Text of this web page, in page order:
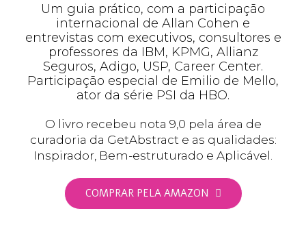
Um guia prático, com a participação
internacional de Allan Cohen e
entrevistas com executivos, consultores e
professores da IBM, KPMG, Allianz
Seguros, Adigo, USP, Career Center.
Participação especial de Emilio de Mello,
ator da série PSI da HBO.
O livro recebeu nota 9,0 pela área de
curadoria da GetAbstract e as qualidades:
Inspirador, Bem-estruturado e Aplicável.
COMPRAR PELA AMAZON